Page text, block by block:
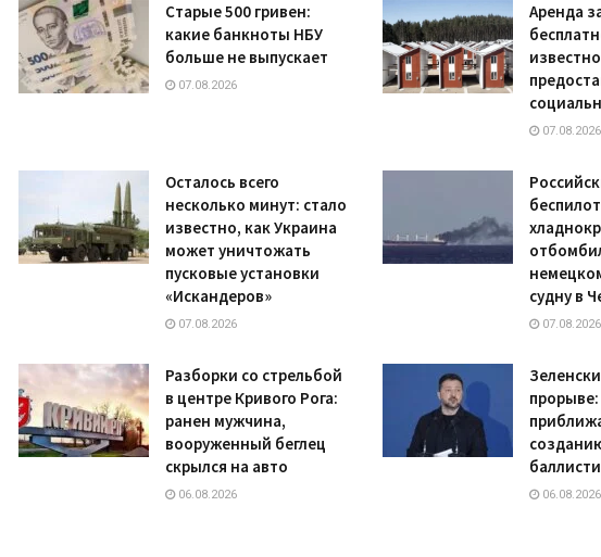
Старые 500 гривен:
какие банкноты НБУ
больше не выпускает
07.08.2026
Аренда
07.08.2026
Осталось всего
несколько минут: стало
известно, как Украина
может уничтожать
пусковые установки
«Искандеров»
07.08.2026
судну в
07.08.2026
Разборки со стрельбой
в центре Кривого Рога:
ранен мужчина,
вооруженный беглец
скрылся на авто
06.08.2026 06.08.2026